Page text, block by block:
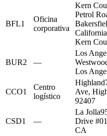
BFL1
Oficina
corporativa
Kern
Petrol
Kern
BUR2 —
Los
Los
CCO1
Centro
logístico
Highland
Ave,
92407
CSD1 —
La Jolla
Drive
CA